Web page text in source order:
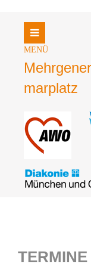
Login
Benutzername
Register|Lost your
TERMINE
mar­platz